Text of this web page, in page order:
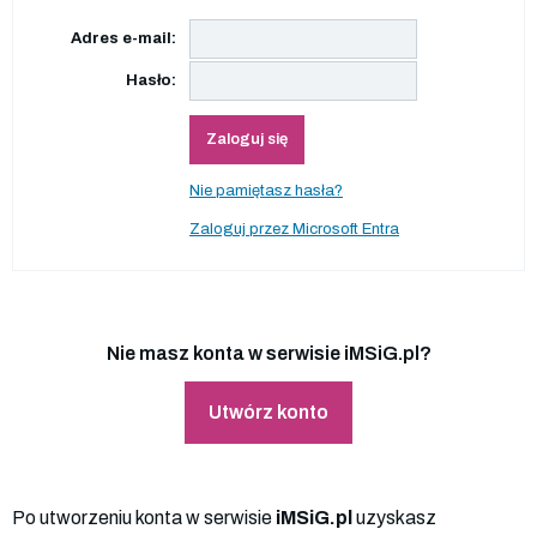
Adres e-mail:
Hasło:
Zaloguj się
Nie pamiętasz hasła?
Zaloguj przez Microsoft Entra
Nie masz konta w serwisie iMSiG.pl?
Utwórz konto
Po utworzeniu konta w serwisie iMSiG.pl uzyskasz